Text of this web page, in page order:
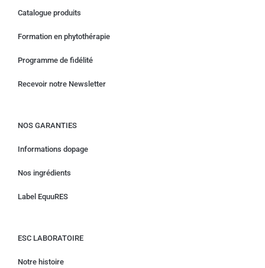
Catalogue produits
Formation en phytothérapie
Programme de fidélité
Recevoir notre Newsletter
NOS GARANTIES
Informations dopage
Nos ingrédients
Label EquuRES
ESC LABORATOIRE
Notre histoire